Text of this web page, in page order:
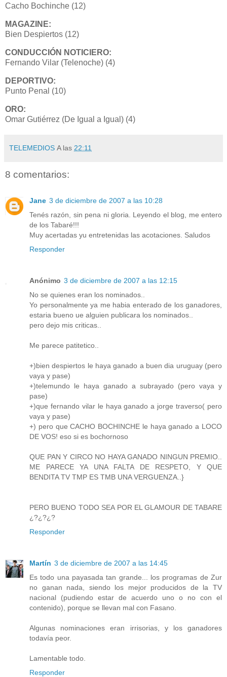
Cacho Bochinche (12)
MAGAZINE:
Bien Despiertos (12)
CONDUCCIÓN NOTICIERO:
Fernando Vilar (Telenoche) (4)
DEPORTIVO:
Punto Penal (10)
ORO:
Omar Gutiérrez (De Igual a Igual) (4)
TELEMEDIOS A las 22:11
8 comentarios:
Jane 3 de diciembre de 2007 a las 10:28
Tenés razón, sin pena ni gloria. Leyendo el blog, me entero
de los Tabaré!!!
Muy acertadas yu entretenidas las acotaciones. Saludos
Responder
Anónimo 3 de diciembre de 2007 a las 12:15
No se quienes eran los nominados..
Yo personalmente ya me habia enterado de los ganadores,
estaria bueno ue alguien publicara los nominados..
pero dejo mis criticas..
Me parece patitetico..
+)bien despiertos le haya ganado a buen dia uruguay (pero
vaya y pase)
+)telemundo le haya ganado a subrayado (pero vaya y
pase)
+)que fernando vilar le haya ganado a jorge traverso( pero
vaya y pase)
+) pero que CACHO BOCHINCHE le haya ganado a LOCO
DE VOS! eso si es bochornoso
QUE PAN Y CIRCO NO HAYA GANADO NINGUN PREMIO..
ME PARECE YA UNA FALTA DE RESPETO, Y QUE
BENDITA TV TMP ES TMB UNA VERGUENZA..}
PERO BUENO TODO SEA POR EL GLAMOUR DE TABARE
¿?¿?¿?
Responder
Martín 3 de diciembre de 2007 a las 14:45
Es todo una payasada tan grande... los programas de Zur
no ganan nada, siendo los mejor producidos de la TV
nacional (pudiendo estar de acuerdo uno o no con el
contenido), porque se llevan mal con Fasano.
Algunas nominaciones eran irrisorias, y los ganadores
todavía peor.
Lamentable todo.
Responder